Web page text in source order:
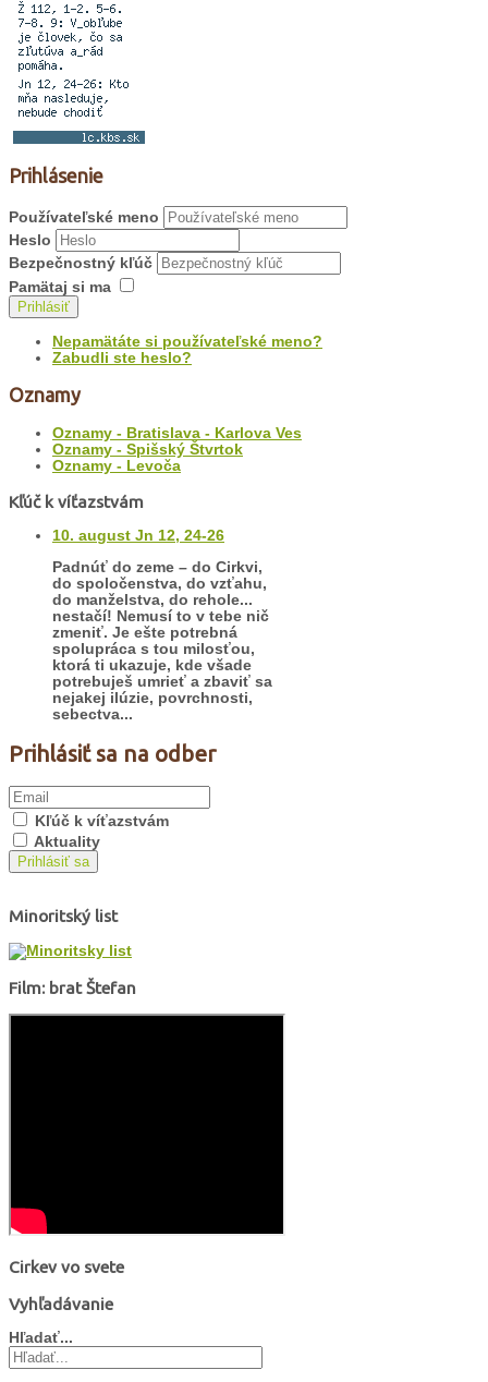
Prihlásenie
Používateľské meno
Heslo
Bezpečnostný kľúč
Pamätaj si ma
Prihlásiť
Nepamätáte si používateľské meno?
Zabudli ste heslo?
Oznamy
Oznamy - Bratislava - Karlova Ves
Oznamy - Spišský Štvrtok
Oznamy - Levoča
Kľúč k víťazstvám
10. august Jn 12, 24-26
Padnúť do zeme – do Cirkvi,
do spoločenstva, do vzťahu,
do manželstva, do rehole...
nestačí! Nemusí to v tebe nič
zmeniť. Je ešte potrebná
spolupráca s tou milosťou,
ktorá ti ukazuje, kde všade
potrebuješ umrieť a zbaviť sa
nejakej ilúzie, povrchnosti,
sebectva...
Prihlásiť sa na odber
Kľúč k víťazstvám
Aktuality
Prihlásiť sa
Minoritský list
Film: brat Štefan
Cirkev vo svete
Vyhľadávanie
Hľadať...